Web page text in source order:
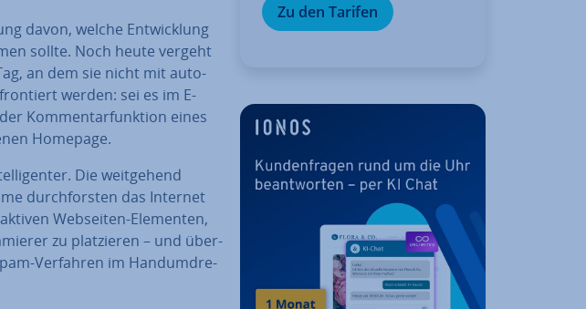
davon, welche Ent­wick­lung
sollte. Noch heute vergeht
an dem sie nicht mit au­to­
werden: sei es im E-
Kom­men­tar­funk­ti­on eines
Homepage.
Die weit­ge­hend
durch­fors­ten das Internet
Webseiten-Elementen,
zu plat­zie­ren – und über­
Verfahren im Hand­um­dre­
Zu den Tarifen